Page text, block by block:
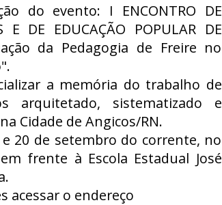
do evento: I ENCONTRO DE
E DE EDUCAÇÃO POPULAR DE
da Pedagogia de Freire no
a memória do trabalho de
arquitetado, sistematizado e
Cidade de Angicos/RN.
20 de setembro do corrente, no
frente à Escola Estadual José
acessar o endereço